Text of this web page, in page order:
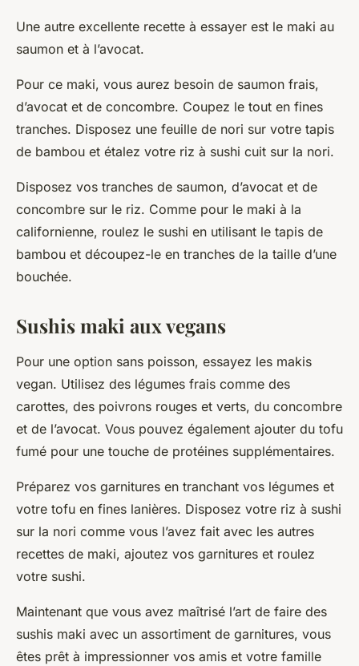
Une autre excellente recette à essayer est le maki au
saumon et à l’avocat.
Pour ce maki, vous aurez besoin de saumon frais,
d’avocat et de concombre. Coupez le tout en fines
tranches. Disposez une feuille de nori sur votre tapis
de bambou et étalez votre riz à sushi cuit sur la nori.
Disposez vos tranches de saumon, d’avocat et de
concombre sur le riz. Comme pour le maki à la
californienne, roulez le sushi en utilisant le tapis de
bambou et découpez-le en tranches de la taille d’une
bouchée.
Sushis maki aux vegans
Pour une option sans poisson, essayez les makis
vegan. Utilisez des légumes frais comme des
carottes, des poivrons rouges et verts, du concombre
et de l’avocat. Vous pouvez également ajouter du tofu
fumé pour une touche de protéines supplémentaires.
Préparez vos garnitures en tranchant vos légumes et
votre tofu en fines lanières. Disposez votre riz à sushi
sur la nori comme vous l’avez fait avec les autres
recettes de maki, ajoutez vos garnitures et roulez
votre sushi.
Maintenant que vous avez maîtrisé l’art de faire des
sushis maki avec un assortiment de garnitures, vous
êtes prêt à impressionner vos amis et votre famille